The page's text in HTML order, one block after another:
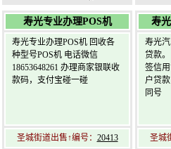
寿光专业办理POS机
寿光专业办理POS机 回收各
种型号POS机 电话微信
18653648261 办理商家银联收
款码，支付宝碰一碰
圣城街道出售↑编号： 20413
寿
寿光
贷款
签信
户贷
同号
圣城